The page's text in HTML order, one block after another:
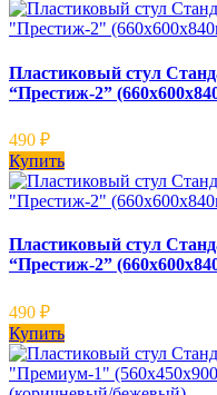
Пластиковый стул
“Престиж-2”
490 ₽
Купить
Пластиковый стул
“Престиж-2”
490 ₽
Купить